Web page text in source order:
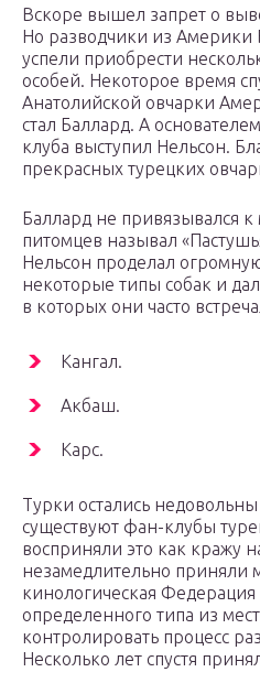
Вскоре вышел запрет о
Но разводчики из Америки
успели приобрести
особей. Некоторое время
Анатолийской овчарки
стал Баллард. А
клуба выступил Нельсон.
прекрасных турецких
Баллард не привязывался к
питомцев называл
Нельсон проделал
некоторые типы собак и
в которых они часто
Кангал.
Акбаш.
Карс.
Турки остались
существуют фан-клубы
восприняли это как кражу
незамедлительно приняли
кинологическая Федерация
определенного типа из
контролировать процесс
Несколько лет спустя